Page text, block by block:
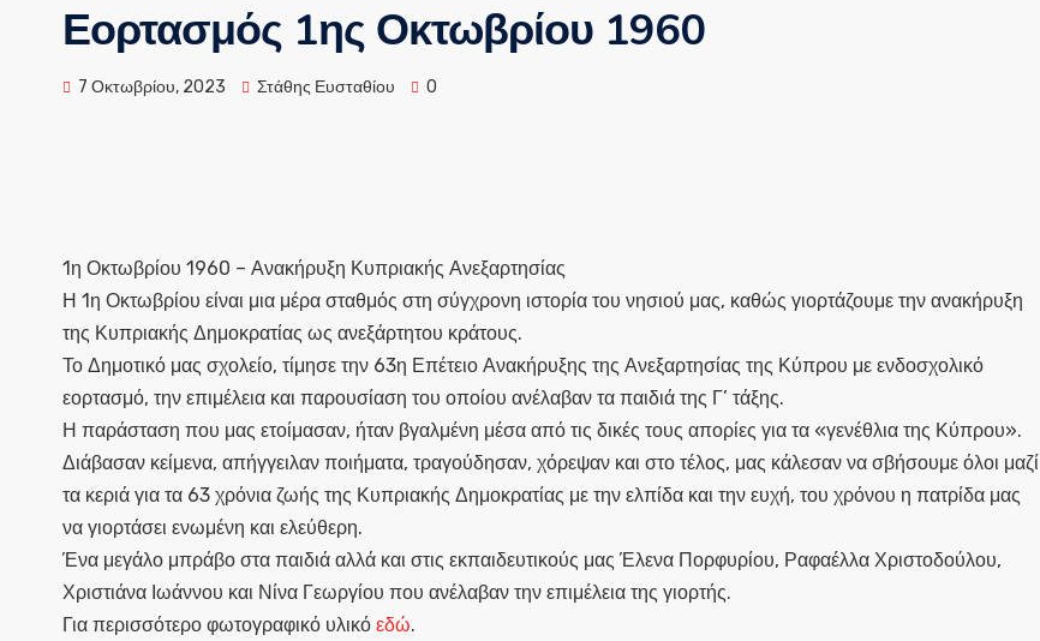
Εορτασμός 1ης Οκτωβρίου 1960
7 Οκτωβρίου, 2023 Στάθης Ευσταθίου 0
1η Οκτωβρίου 1960 – Ανακήρυξη Κυπριακής Ανεξαρτησίας
Η 1η Οκτωβρίου είναι μια μέρα σταθμός στη σύγχρονη ιστορία του νησιού μας, καθώς γιορτάζουμε την ανακήρυξη
της Κυπριακής Δημοκρατίας ως ανεξάρτητου κράτους.
Το Δημοτικό μας σχολείο, τίμησε την 63η Επέτειο Ανακήρυξης της Ανεξαρτησίας της Κύπρου με ενδοσχολικό
εορτασμό, την επιμέλεια και παρουσίαση του οποίου ανέλαβαν τα παιδιά της Γ’ τάξης.
Η παράσταση που μας ετοίμασαν, ήταν βγαλμένη μέσα από τις δικές τους απορίες για τα «γενέθλια της Κύπρου».
Διάβασαν κείμενα, απήγγειλαν ποιήματα, τραγούδησαν, χόρεψαν και στο τέλος, μας κάλεσαν να σβήσουμε όλοι μαζί
τα κεριά για τα 63 χρόνια ζωής της Κυπριακής Δημοκρατίας με την ελπίδα και την ευχή, του χρόνου η πατρίδα μας
να γιορτάσει ενωμένη και ελεύθερη.
Ένα μεγάλο μπράβο στα παιδιά αλλά και στις εκπαιδευτικούς μας Έλενα Πορφυρίου, Ραφαέλλα Χριστοδούλου,
Χριστιάνα Ιωάννου και Νίνα Γεωργίου που ανέλαβαν την επιμέλεια της γιορτής.
Για περισσότερο φωτογραφικό υλικό εδώ.